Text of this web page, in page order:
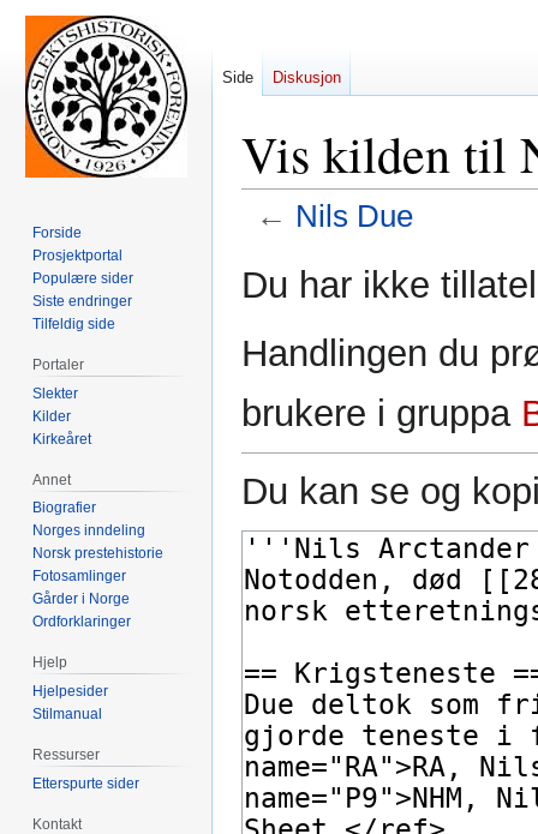
Vis kilden til
← Nils Due
til
til
Du har ikke
Handlingen du
brukere i gruppa
Du kan se og
Side Diskusjon
Forside
Prosjektportal
Populære sider
Siste endringer
Tilfeldig side
Portaler
Slekter
Kilder
Kirkeåret
Annet
Biografier
Norges inndeling
Norsk prestehistorie
Fotosamlinger
Gårder i Norge
Ordforklaringer
Hjelp
Hjelpesider
Stilmanual
Ressurser
Etterspurte sider
Kontakt